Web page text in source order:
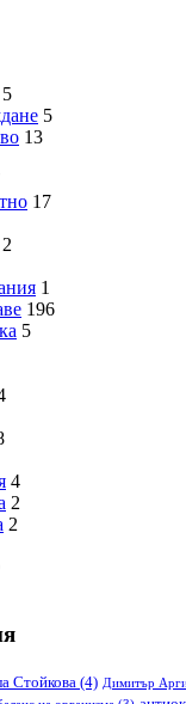
5
5
13
17
2
1
196
5
4
2
2
Стойкова (4) Димитър